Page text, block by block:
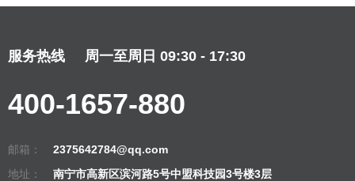
服务热线 周一至周日 09:30 - 17:30
400-1657-880
邮箱：
2375642784@qq.com
地址：
南宁市高新区滨河路5号中盟科技园3号楼3层